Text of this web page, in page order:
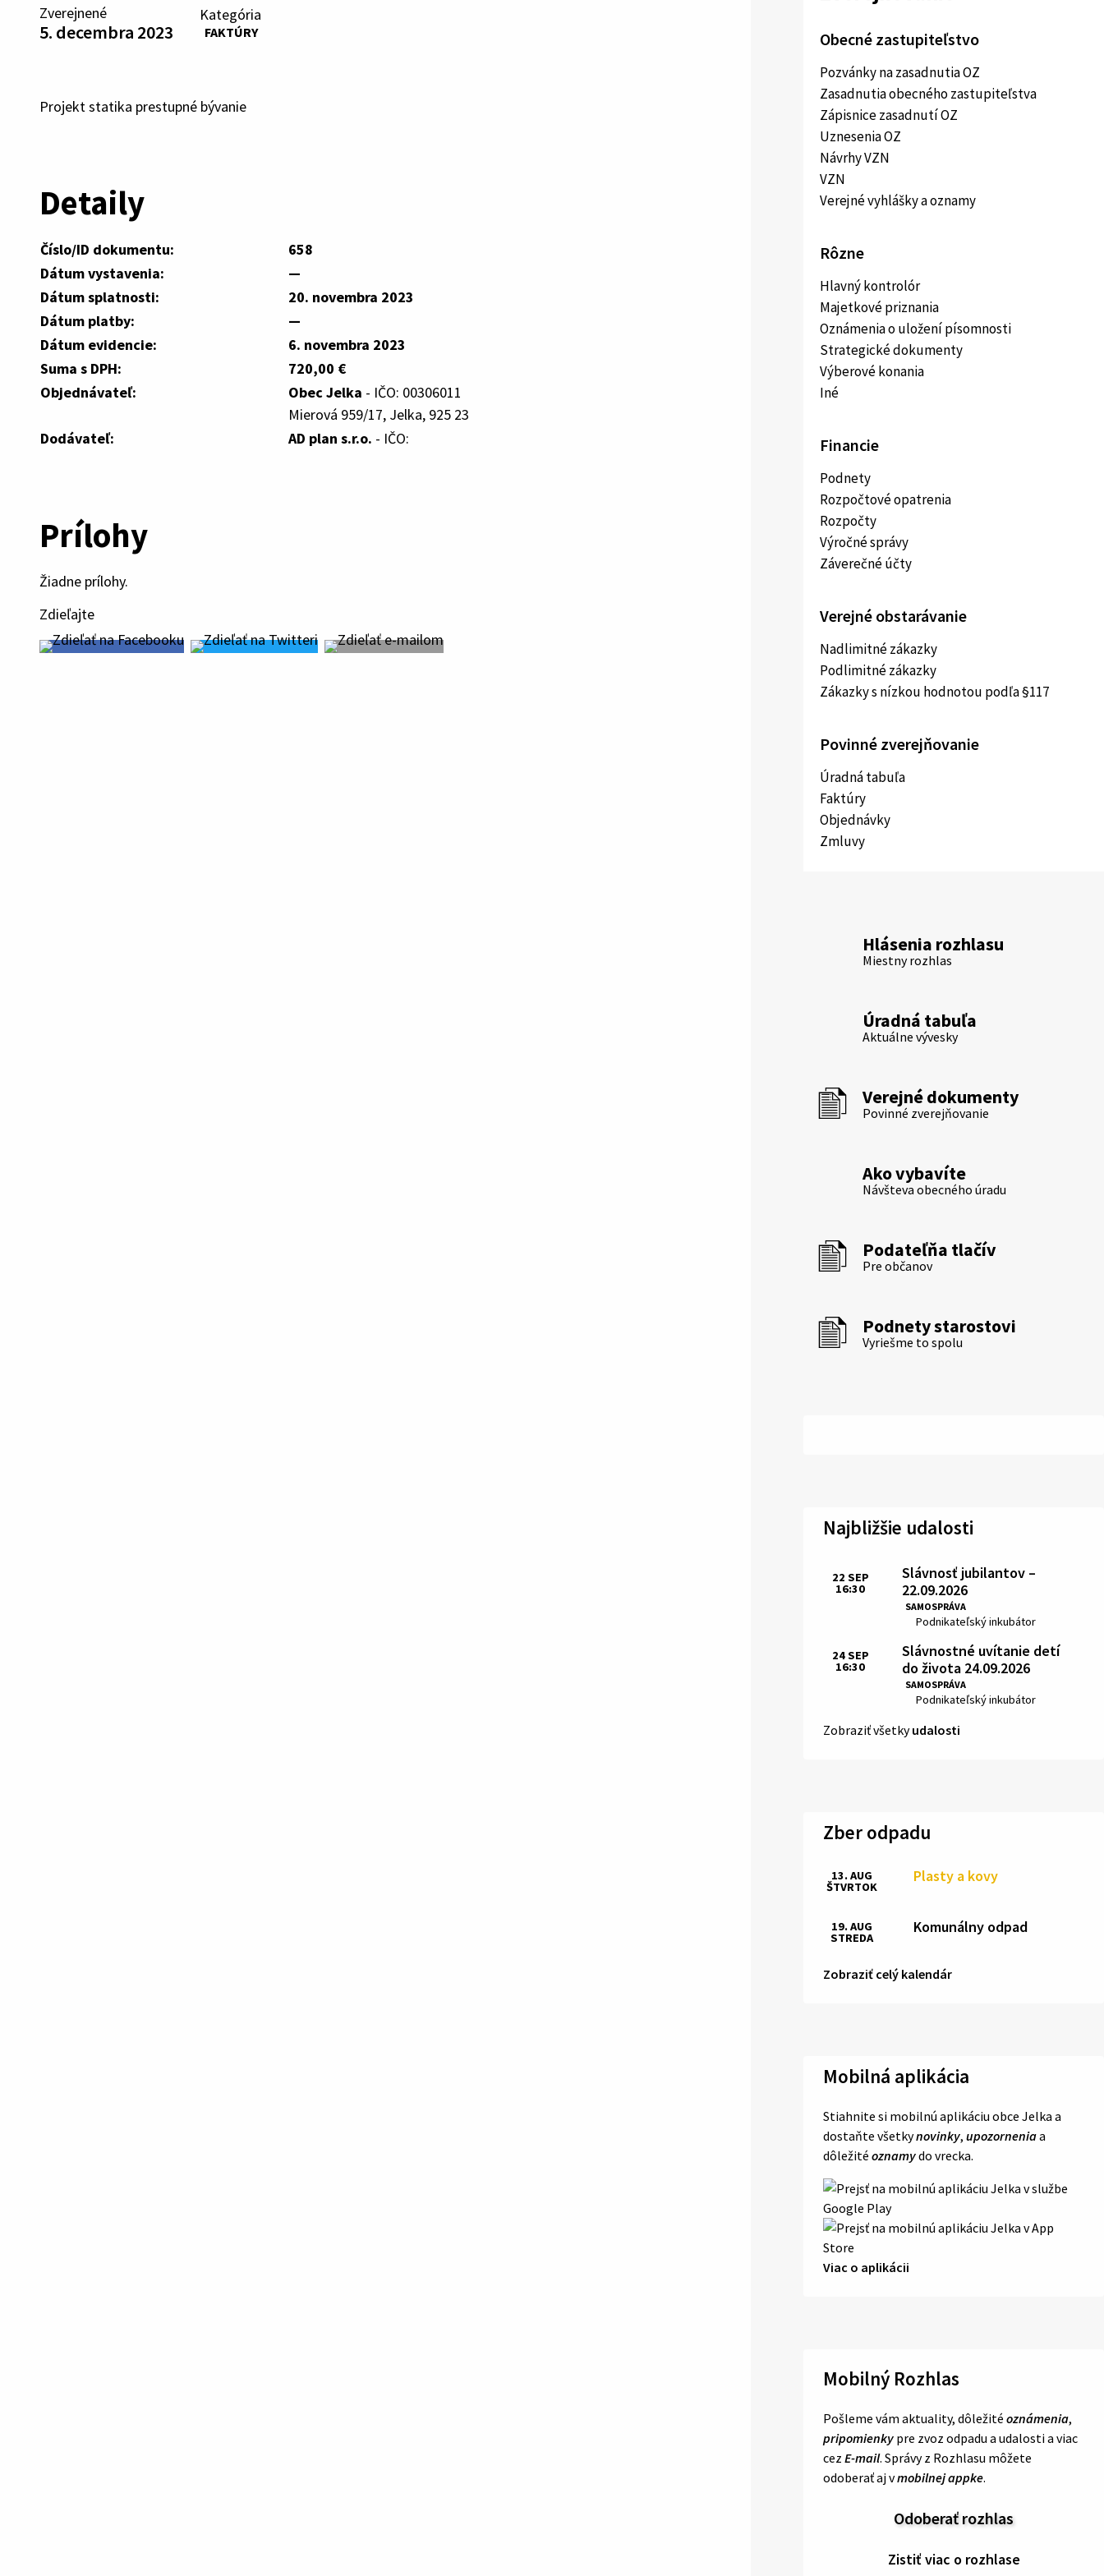
Zverejnené
5. decembra 2023
Kategória
FAKTÚRY
Projekt statika prestupné bývanie
Detaily
Číslo/ID dokumentu:
658
Dátum vystavenia:
—
Dátum splatnosti:
20. novembra 2023
Dátum platby:
—
Dátum evidencie:
6. novembra 2023
Suma s DPH:
720,00 €
Objednávateľ:
Obec Jelka - IČO: 00306011
Mierová 959/17, Jelka, 925 23
Dodávateľ:
AD plan s.r.o. - IČO:
Prílohy
Žiadne prílohy.
Zdieľajte
Obecné zastupiteľstvo
Pozvánky na zasadnutia OZ
Zasadnutia obecného zastupiteľstva
Zápisnice zasadnutí OZ
Uznesenia OZ
Návrhy VZN
VZN
Verejné vyhlášky a oznamy
Rôzne
Hlavný kontrolór
Majetkové priznania
Oznámenia o uložení písomnosti
Strategické dokumenty
Výberové konania
Iné
Financie
Podnety
Rozpočtové opatrenia
Rozpočty
Výročné správy
Záverečné účty
Verejné obstarávanie
Nadlimitné zákazky
Podlimitné zákazky
Zákazky s nízkou hodnotou podľa §117
Povinné zverejňovanie
Úradná tabuľa
Faktúry
Objednávky
Zmluvy
Hlásenia rozhlasu
Miestny rozhlas
Úradná tabuľa
Aktuálne vývesky
Verejné dokumenty
Povinné zverejňovanie
Ako vybavíte
Návšteva obecného úradu
Podateľňa tlačív
Pre občanov
Podnety starostovi
Vyriešme to spolu
Najbližšie udalosti
Slávnosť jubilantov –
22.09.2026
SAMOSPRÁVA
Miesto:
Podnikateľský inkubátor
Čas:
22 SEP
16:30
Slávnostné uvítanie detí
do života 24.09.2026
SAMOSPRÁVA
Miesto:
Podnikateľský inkubátor
Čas:
24SEP
16:30
Zobraziť všetkyudalosti
Zber odpadu
Plasty a kovy
13. AUG
ŠTVRTOK
Komunálny odpad
19. AUG
STREDA
Zobraziť celý kalendár
Mobilná aplikácia
Stiahnite si mobilnú aplikáciu obce Jelka a
dostaňte všetkynovinky, upozorneniaa
dôležité oznamydo vrecka.
Viac o aplikácii
Mobilný Rozhlas
Pošleme vám aktuality, dôležité oznámenia,
pripomienky pre zvoz odpadu a udalosti a viac
cez E-mail. Správy z Rozhlasu môžete
odoberať aj vmobilnej appke.
Odoberať rozhlas
Zistiť viac o rozhlase